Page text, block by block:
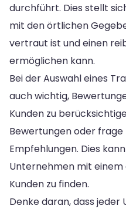
durchführt. Dies stellt
mit den örtlichen
vertraut ist und einen
ermöglichen kann.
Bei der Auswahl eines
auch wichtig,
Kunden zu
Bewertungen oder frage
Empfehlungen. Dies
Unternehmen mit einem
Kunden zu finden.
Denke daran, dass jeder